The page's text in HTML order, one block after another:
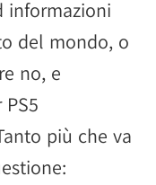
informazioni
del mondo, o
no, e
più che va